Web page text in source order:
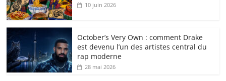
10 juin 2026
October’s Very Own : comment Drake
est devenu l’un des artistes central du
rap moderne
28 mai 2026